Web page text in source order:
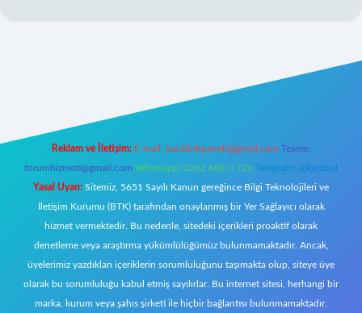
Reklam ve İletişim: E-mail: backlinkpaneli@gmail.com Teams:
forumhizmeti@gmail.com Whatsapp: 0262 606 0 726 Telegram: @karabul
Yasal Uyarı: Sitemiz, 5651 Sayılı Kanun gereğince Bilgi Teknolojileri ve
İletişim Kurumu (BTK) tarafından onaylanmış bir Yer Sağlayıcı olarak
hizmet vermektedir. Bu nedenle, sitedeki içerikleri proaktif olarak
denetleme veya araştırma yükümlülüğümüz bulunmamaktadır. Ancak,
üyelerimiz yazdıkları içeriklerin sorumluluğunu taşımakta olup, siteye üye
olarak bu sorumluluğu kabul etmiş sayılırlar. Bu internet sitesi, herhangi bir
marka, kurum veya şahıs şirketi ile hiçbir bağlantısı bulunmamaktadır.